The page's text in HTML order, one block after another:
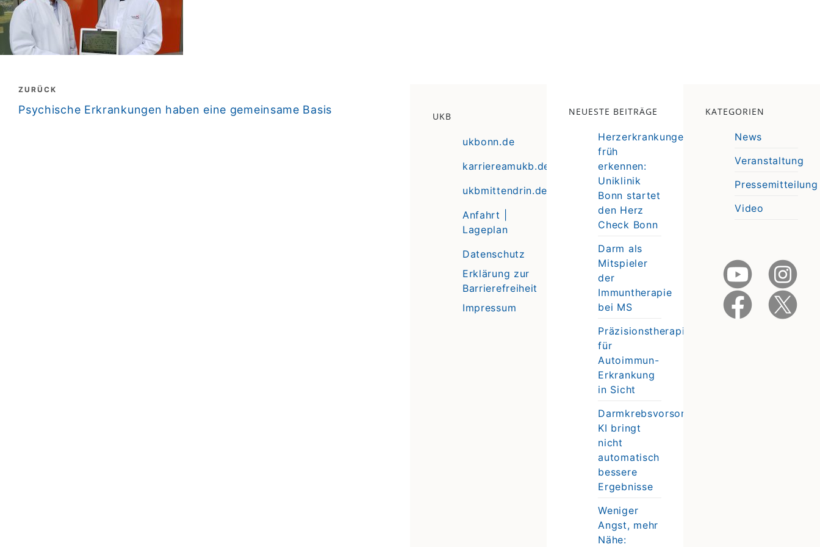
Beitragsnavigation
ZURÜCK
zurück
Psychische Erkrankungen haben eine gemeinsame Basis
UKB
ukbonn.de
karriereamukb.de
ukbmittendrin.de
Anfahrt |
Lageplan
Datenschutz
Erklärung zur
Barrierefreiheit
Impressum
NEUESTE BEITRÄGE
Herzerkrankungen
früh
erkennen:
Uniklinik
Bonn startet
den Herz
Check Bonn
Darm als
Mitspieler
der
Immuntherapie
bei MS
Präzisionstherapie
für
Autoimmun-
Erkrankung
in Sicht
Darmkrebsvorsorge:
KI bringt
nicht
automatisch
bessere
Ergebnisse
Weniger
Angst, mehr
Nähe:
KATEGORIEN
News
Veranstaltung
Pressemitteilung
Video